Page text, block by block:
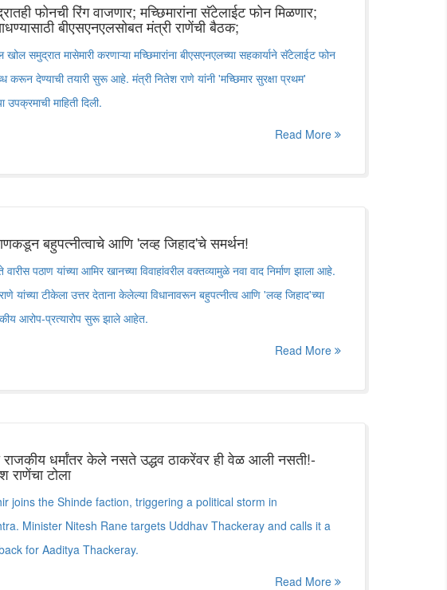
फोनची रिंग वाजणार; मच्छिमारांना सॅटेलाईट फोन मिळणार;
बीएसएनएलसोबत मंत्री राणेंची बैठक;
खोल समुद्रात मासेमारी करणाऱ्या मच्छिमारांना बीएसएनएलच्या सहकार्याने सॅटेलाईट फोन
करून देण्याची तयारी सुरू आहे. मंत्री नितेश राणे यांनी 'मच्छिमार सुरक्षा प्रथम'
उपक्रमाची माहिती दिली.
Read More
बहुपत्नीत्वाचे आणि 'लव्ह जिहाद'चे समर्थन!
पठाण यांच्या आमिर खानच्या विवाहांवरील वक्तव्यामुळे नवा वाद निर्माण झाला आहे.
यांच्या टीकेला उत्तर देताना केलेल्या विधानावरून बहुपत्नीत्व आणि 'लव्ह जिहाद'च्या
आरोप-प्रत्यारोप सुरू झाले आहेत.
Read More
धर्मांतर केले नसते उद्धव ठाकरेंवर ही वेळ आली नसती!-
राणेंचा टोला
joins the Shinde faction, triggering a political storm in
Minister Nitesh Rane targets Uddhav Thackeray and calls it a
for Aaditya Thackeray.
Read More